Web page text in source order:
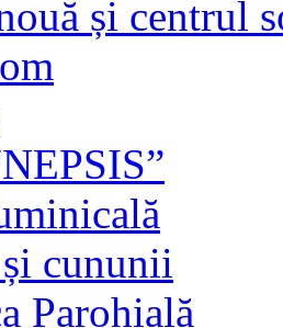
și centrul
cununii
Parohială